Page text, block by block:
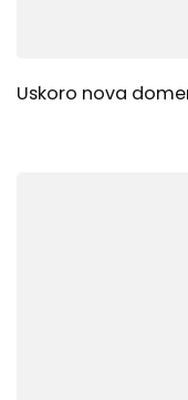
Uskoro nova